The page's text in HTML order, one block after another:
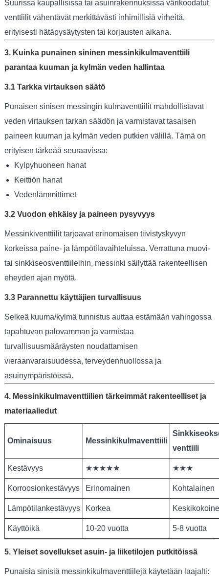
Suurissa kaupallisissa tai asuinrakennuksissa värikoodatut
venttiilit vähentävät merkittävästi inhimillisiä virheitä,
erityisesti hätäpysäytysten tai korjausten aikana.
3. Kuinka punainen sininen messinkikulmaventtiili
parantaa kuuman ja kylmän veden hallintaa
3.1 Tarkka virtauksen säätö
Punaisen sinisen messingin kulmaventtiilit mahdollistavat
veden virtauksen tarkan säädön ja varmistavat tasaisen
paineen kuuman ja kylmän veden putkien välillä. Tämä on
erityisen tärkeää seuraavissa:
Kylpyhuoneen hanat
Keittiön hanat
Vedenlämmittimet
3.2 Vuodon ehkäisy ja paineen pysyvyys
Messinkiventtiilit tarjoavat erinomaisen tiivistyskyvyn
korkeissa paine- ja lämpötilavaihteluissa. Verrattuna muovi-
tai sinkkiseosventtiileihin, messinki säilyttää rakenteellisen
eheyden ajan myötä.
3.3 Parannettu käyttäjien turvallisuus
Selkeä kuuma/kylmä tunnistus auttaa estämään vahingossa
tapahtuvan palovamman ja varmistaa
turvallisuusmääräysten noudattamisen
vieraanvaraisuudessa, terveydenhuollossa ja
asuinympäristöissä.
4. Messinkikulmaventtiilien tärkeimmät rakenteelliset ja
materiaaliedut
Ominaisuus Messinkikulmaventtiili
venttiili
Kestävyys ★★★★★ ★★★
Korroosionkestävyys Erinomainen Kohtalainen
Lämpötilankestävyys Korkea
Käyttöikä 10-20 vuotta 5-8 vuotta
5. Yleiset sovellukset asuin- ja liiketilojen putkitöissä
Punaisia ​​sinisiä messinkikulmaventtiilejä käytetään laajalti: